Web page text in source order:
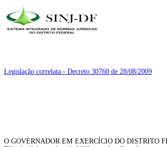
Legislação correlata - Decreto 30760 de 28/08/2009
O GOVERNADOR EM EXERCÍCIO DO DISTRITO